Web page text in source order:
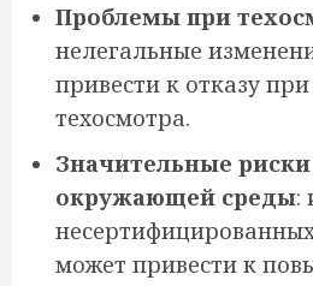
Проблемы при
нелегальные
привести к отказу
техосмотра.
Значительные
окружающей среды:
может привести к